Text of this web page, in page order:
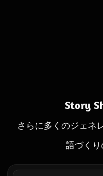
Story
さらに多くのジェネ
語づくり